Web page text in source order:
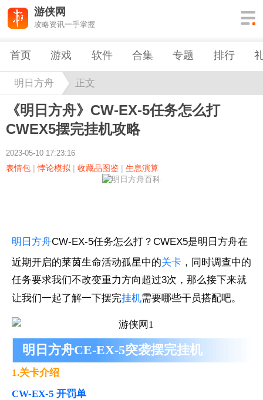
游侠网
攻略资讯一手掌握
首页 游戏 软件 合集 专题 排行
明日方舟 正文
《明日方舟》CW-EX-5任务怎么打
CWEX5摆完挂机攻略
2023-05-10 17:23:16
表情包 |悖论模拟 | 收藏品图鉴 | 生息演算
明日方舟CW-EX-5任务怎么打？CWEX5是明日方舟在
近期开启的莱茵生命活动孤星中的关卡 ，同时调查中的
任务要求我们不改变重力方向超过3次，那么接下来就
让我们一起了解一下摆完挂机需要哪些干员搭配吧。
明日方舟CE-EX-5突袭摆完挂机
1.关卡介绍
CW-EX-5 开罚单